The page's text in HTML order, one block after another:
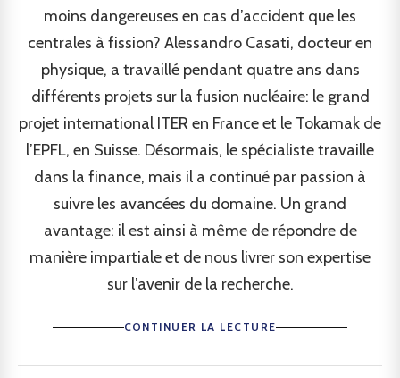
moins dangereuses en cas d’accident que les
centrales à fission? Alessandro Casati, docteur en
physique, a travaillé pendant quatre ans dans
différents projets sur la fusion nucléaire: le grand
projet international ITER en France et le Tokamak de
l’EPFL, en Suisse. Désormais, le spécialiste travaille
dans la finance, mais il a continué par passion à
suivre les avancées du domaine. Un grand
avantage: il est ainsi à même de répondre de
manière impartiale et de nous livrer son expertise
sur l’avenir de la recherche.
CONTINUER LA LECTURE